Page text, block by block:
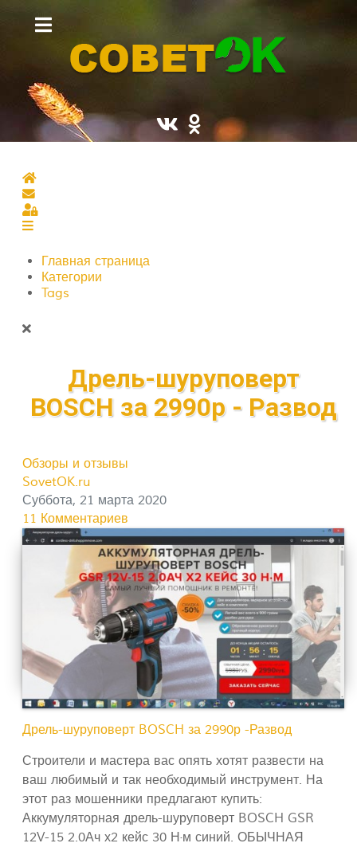
Главная страница
Подписаться на блог
Sign In
Главная страница
Категории
Tags
Дрель-шуруповерт
BOSCH за 2990р - Развод
Обзоры и отзывы
SovetOK.ru
Суббота, 21 марта 2020
11 Комментариев
Дрель-шуруповерт BOSCH за 2990р -Развод
Строители и мастера вас опять хотят развести на
ваш любимый и так необходимый инструмент. На
этот раз мошенники предлагают купить:
Аккумуляторная дрель-шуруповерт BOSCH GSR
12V-15 2.0Ач х2 кейс 30 Н·м синий. ОБЫЧНАЯ